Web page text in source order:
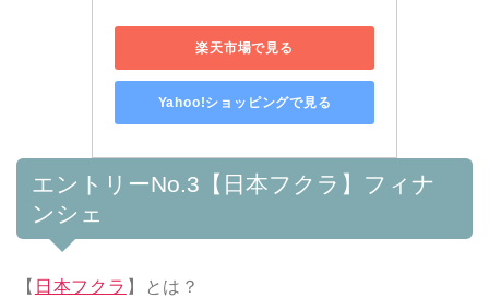
楽天市場で見る
Yahoo!ショッピングで見る
エントリーNo.3【日本フクラ】フィナ
ンシェ
【 日本フクラ 】とは？